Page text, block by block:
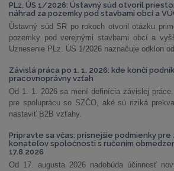
PLz. ÚS 1/2026: Ústavný súd otvoril
náhrad za pozemky pod stavbami obcí a
Ústavný súd SR po rokoch otvoril otázku
pozemky pod verejnými stavbami obcí a
Uznesenie PLz. ÚS 1/2026 naznačuje odklon
Závislá práca po 1. 1. 2026: kde končí
pracovnoprávny vzťah
Od 1. 1. 2026 sa mení definícia závislej
pre spoluprácu so SZČO, aké sú riziká
nastaviť B2B vzťahy.
Pripravte sa včas: prísnejšie podmienky
konateľov spoločnosti s ručením
17.8.2026
Od 17. augusta 2026 nadobúda účinnosť